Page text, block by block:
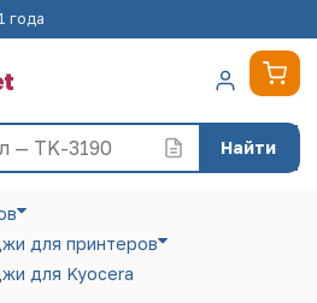
года
Найти
для принтеров
для Kyocera